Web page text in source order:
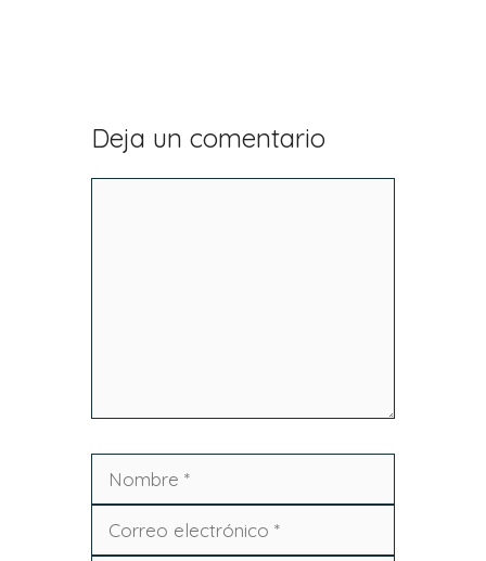
Deja un comentario
electrónico